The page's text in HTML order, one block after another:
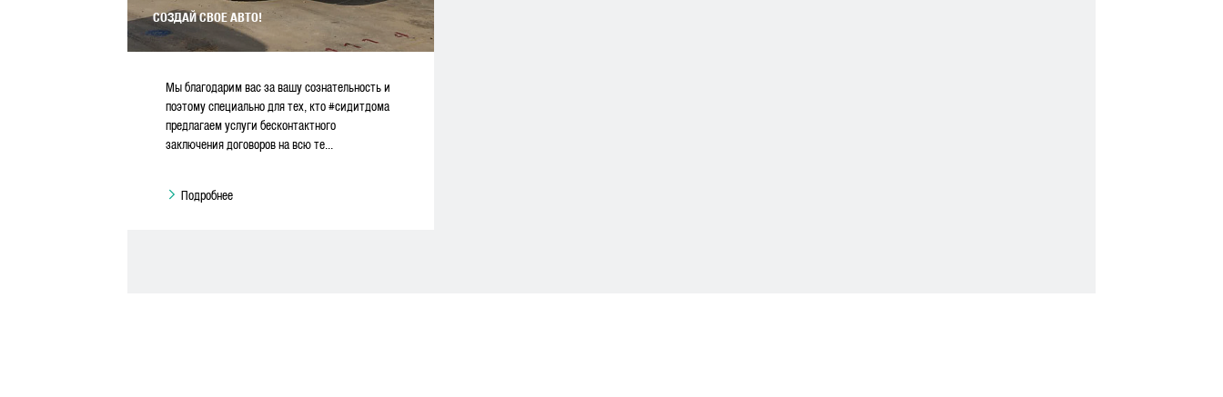
СОЗДАЙ СВОЕ АВТО!
Мы благодарим вас за вашу сознательность и
поэтому специально для тех, кто #сидитдома
предлагаем услуги бесконтактного
заключения договоров на всю те...
Подробнее